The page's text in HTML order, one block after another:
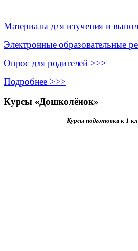
Материалы для изучения и
Электронные образовательные
Опрос для родителей >>>
Подробнее >>>
Курсы «Дошколёнок»
Курсы подготовки к 1